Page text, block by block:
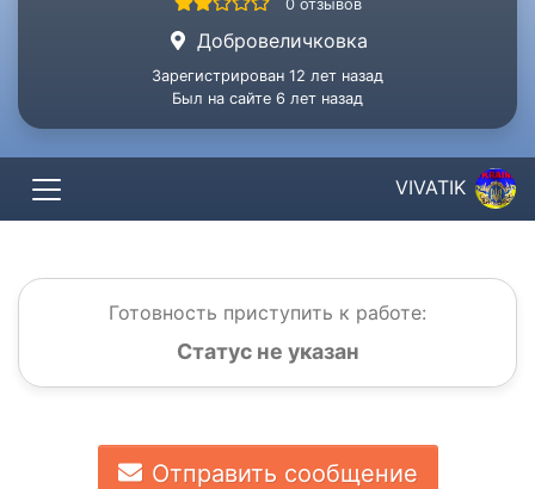
0 отзывов
Добровеличковка
Зарегистрирован 12 лет назад
Был на сайте 6 лет назад
VIVATIK
Готовность приступить к работе:
Статус не указан
Отправить сообщение